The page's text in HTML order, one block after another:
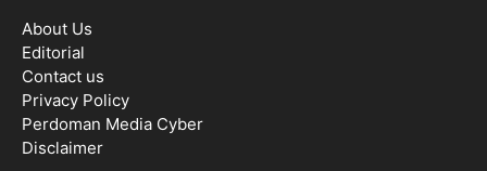
About Us
Editorial
Contact us
Privacy Policy
Perdoman Media Cyber
Disclaimer